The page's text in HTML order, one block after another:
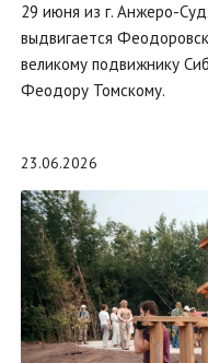
29 июня из г. Анжеро-
выдвигается
великому подвижнику
Феодору Томскому.
23.06.2026